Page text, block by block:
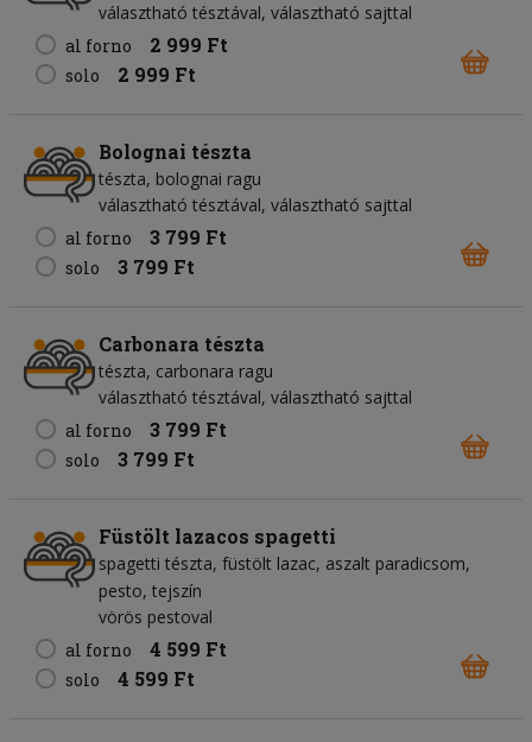
választható tésztával, választható sajttal
al forno
2 999 Ft
solo 2 999 Ft
Bolognai tészta
tészta bolognai ragu
választható tésztával, választható sajttal
al forno
3 799 Ft
solo 3 799 Ft
Carbonara tészta
tészta carbonara ragu
választható tésztával, választható sajttal
al forno
3 799 Ft
solo 3 799 Ft
Füstölt lazacos spagetti
spagetti tészta füstölt lazac aszalt paradicsom
pesto tejszín
vörös pestoval
al forno
4 599 Ft
solo 4 599 Ft